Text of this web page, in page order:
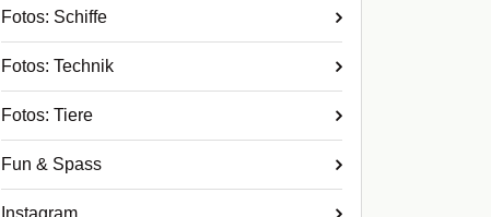
Fotos: Schiffe
Fotos: Technik
Fotos: Tiere
Fun & Spass
Instagram